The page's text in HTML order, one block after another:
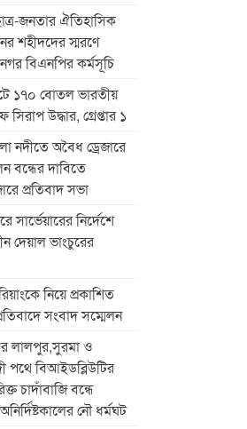
জনতার ঐতিহাসিক
শহীদদের স্মরণে
বিএনপির কর্মসূচি
১৭০ বোতল ভারতীয়
উদ্ধার, গ্রেপ্তার ১
নদীতে অবৈধ ড্রেজারে
বন্ধের দাবিতে
প্রতিবাদ সভা
সার্ভেয়ারের নির্দেশে
দেয়াল ভাংচুরের
নিয়ে প্রকাশিত
সংবাদ সম্মেলন
লালপুর,সুরমা ও
পথে বিআইডব্লিউটির
চাদাঁবাজি বন্ধে
নৌ ধর্মঘট